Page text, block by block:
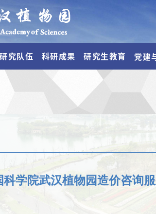
研究队伍 科研成果 研究生教育 党建
科学院武汉植物园造价咨询